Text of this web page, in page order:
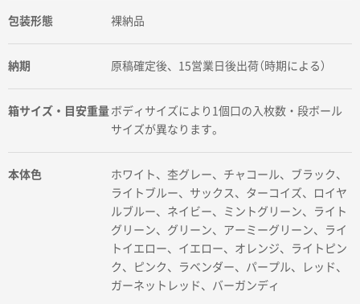
包装形態 裸納品
納期 原稿確定後、15営業日後出荷（時期による）
箱サイズ・目安重量 ボディサイズにより1個口の入枚数・段ボール
サイズが異なります。
本体色
ホワイト、杢グレー、チャコール、ブラック、
ライトブルー、サックス、ターコイズ、ロイヤ
ルブルー、ネイビー、ミントグリーン、ライト
グリーン、グリーン、アーミーグリーン、ライ
トイエロー、イエロー、オレンジ、ライトピン
ク、ピンク、ラベンダー、パープル、レッド、
ガーネットレッド、バーガンディ